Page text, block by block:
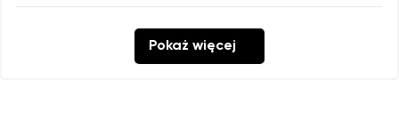
Pokaż więcej